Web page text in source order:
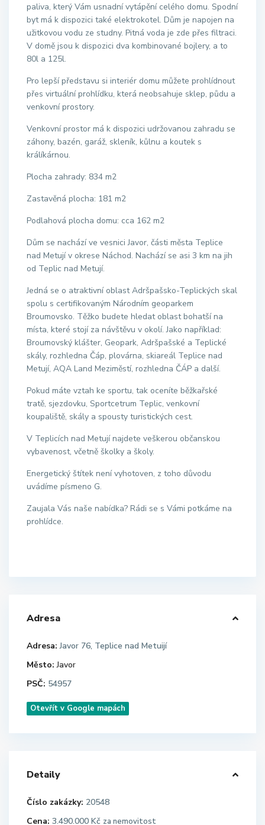
paliva, který Vám usnadní vytápění celého domu. Spodní
byt má k dispozici také elektrokotel. Dům je napojen na
užitkovou vodu ze studny. Pitná voda je zde přes filtraci.
V domě jsou k dispozici dva kombinované bojlery, a to
80l a 125l.
Pro lepší představu si interiér domu můžete prohlídnout
přes virtuální prohlídku, která neobsahuje sklep, půdu a
venkovní prostory.
Venkovní prostor má k dispozici udržovanou zahradu se
záhony, bazén, garáž, skleník, kůlnu a koutek s
králíkárnou.
Plocha zahrady: 834 m2
Zastavěná plocha: 181 m2
Podlahová plocha domu: cca 162 m2
Dům se nachází ve vesnici Javor, části města Teplice
nad Metují v okrese Náchod. Nachází se asi 3 km na jih
od Teplic nad Metují.
Jedná se o atraktivní oblast Adršpašsko-Teplických skal
spolu s certifikovaným Národním geoparkem
Broumovsko. Těžko budete hledat oblast bohatší na
místa, které stojí za návštěvu v okolí. Jako například:
Broumovský klášter, Geopark, Adršpašské a Teplické
skály, rozhledna Čáp, plovárna, skiareál Teplice nad
Metují, AQA Land Meziměstí, rozhledna ČÁP a další.
Pokud máte vztah ke sportu, tak oceníte běžkařské
tratě, sjezdovku, Sportcetrum Teplic, venkovní
koupaliště, skály a spousty turistických cest.
V Teplicích nad Metují najdete veškerou občanskou
vybavenost, včetně školky a školy.
Energetický štítek není vyhotoven, z toho důvodu
uvádíme písmeno G.
Zaujala Vás naše nabídka? Rádi se s Vámi potkáme na
prohlídce.
Adresa
Adresa: Javor 76, Teplice nad Metuijí
Město: Javor
PSČ: 54957
Otevřít v Google mapách
Detaily
Číslo zakázky: 20548
Cena: 3.490.000 Kč za nemovitost